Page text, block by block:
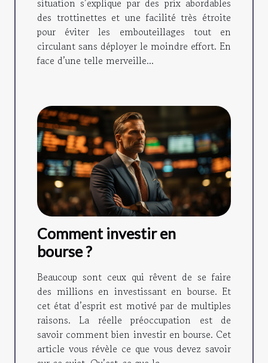
situation s’explique par des prix abordables
des trottinettes et une facilité très étroite
pour éviter les embouteillages tout en
circulant sans déployer le moindre effort. En
face d’une telle merveille...
Comment investir en
bourse ?
Beaucoup sont ceux qui rêvent de se faire
des millions en investissant en bourse. Et
cet état d’esprit est motivé par de multiples
raisons. La réelle préoccupation est de
savoir comment bien investir en bourse. Cet
article vous révèle ce que vous devez savoir